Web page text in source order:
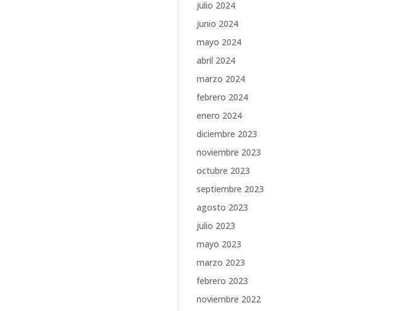
julio 2024
junio 2024
mayo 2024
abril 2024
marzo 2024
febrero 2024
enero 2024
diciembre 2023
noviembre 2023
octubre 2023
septiembre 2023
agosto 2023
julio 2023
mayo 2023
marzo 2023
febrero 2023
noviembre 2022